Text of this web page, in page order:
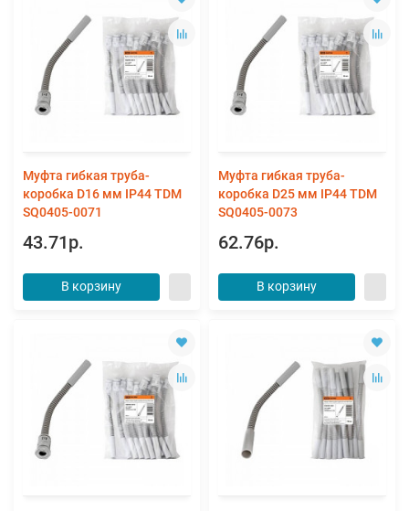
Муфта гибкая труба-
коробка D16 мм IP44 TDM
SQ0405-0071
43.71р.
В корзину
Муфта гибкая труба-
коробка D25 мм IP44 TDM
SQ0405-0073
62.76р.
В корзину